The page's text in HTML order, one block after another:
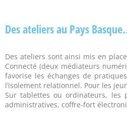
Des ateliers au Pays
Des ateliers sont ainsi mis en
Connecté (deux médiateurs
favorise les échanges de
l’isolement relationnel. Pour les
Sur tablettes ou ordinateurs, les
administratives, coffre-fort